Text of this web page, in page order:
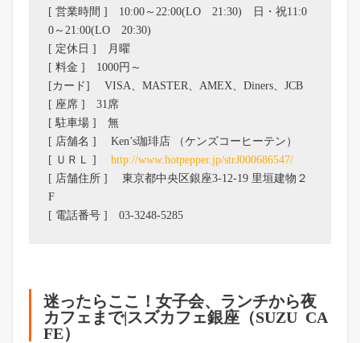
[ 営業時間 ] 10:00～22:00(LO 21:30) 日・祝11:0
0～21:00(LO 20:30)
[ 定休日 ] 月曜
[ 料金 ] 1000円～
[カード] VISA、MASTER、AMEX、Diners、JCB
[ 座席 ] 31席
[ 駐車場 ] 無
[ 店舗名 ] Ken’s珈琲店 （ケンズコーヒーテン）
[ ＵＲＬ ] http://www.hotpepper.jp/strJ000686547/
[ 店舗住所 ] 東京都中央区銀座3-12-19 里垣建物２
F
[ 電話番号 ] 03-3248-5285
迷ったらここ！女子会、ランチから夜
カフェまで|スズカフェ銀座（SUZU CA
FE）